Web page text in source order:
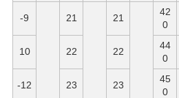
-9 21 21
42
0
10 22 22
44
0
-12 23 23
45
0